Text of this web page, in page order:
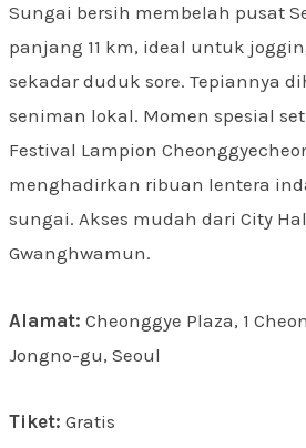
Sungai bersih membelah pusat
panjang 11 km, ideal untuk
sekadar duduk sore. Tepiannya
seniman lokal. Momen spesial
Festival Lampion
menghadirkan ribuan lentera
sungai. Akses mudah dari City
Gwanghwamun.
Alamat: Cheonggye Plaza, 1
Jongno-gu, Seoul
Tiket: Gratis